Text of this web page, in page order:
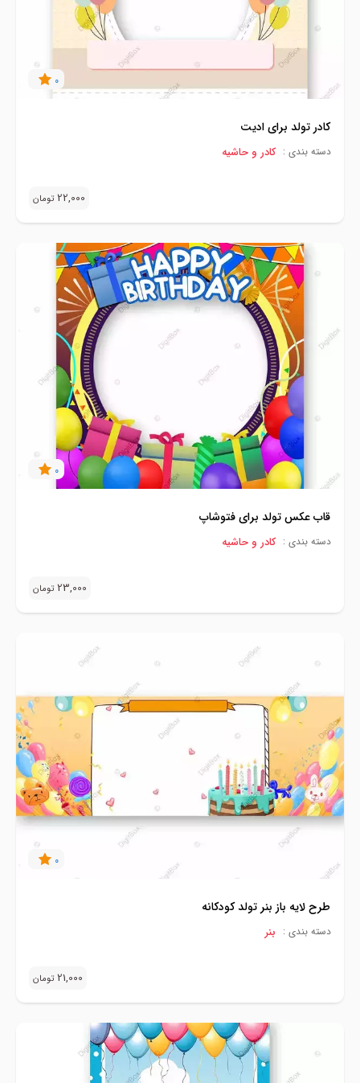
0
کادر تولد برای ادیت
دسته بندی : کادر و حاشیه
22,000 تومان
0
قاب عکس تولد برای فتوشاپ
دسته بندی : کادر و حاشیه
23,000 تومان
0
طرح لایه باز بنر تولد کودکانه
دسته بندی : بنر
21,000 تومان